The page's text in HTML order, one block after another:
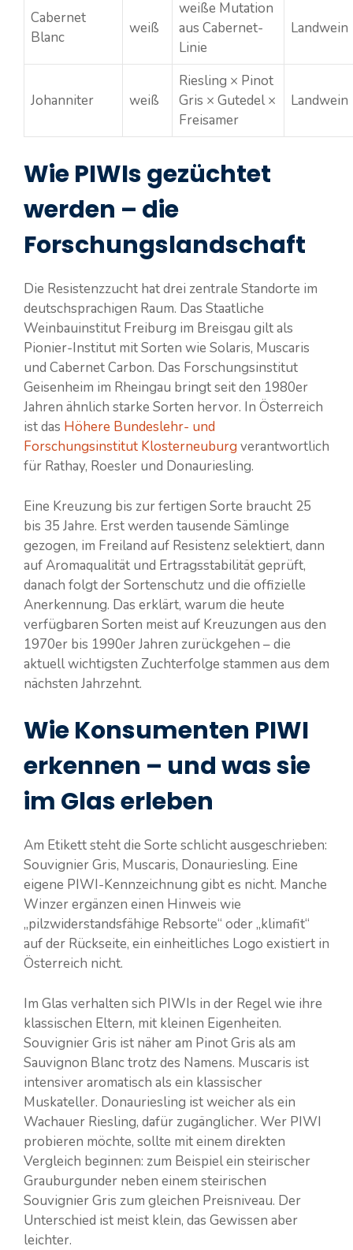
Cabernet
Blanc
weiß
weiße Mutation
aus Cabernet-
Linie
Landwein
Johanniter weiß
Riesling × Pinot
Gris × Gutedel ×
Freisamer
Landwein
Wie PIWIs gezüchtet
werden – die
Forschungslandschaft
Die Resistenzzucht hat drei zentrale Standorte im
deutschsprachigen Raum. Das Staatliche
Weinbauinstitut Freiburg im Breisgau gilt als
Pionier-Institut mit Sorten wie Solaris, Muscaris
und Cabernet Carbon. Das Forschungsinstitut
Geisenheim im Rheingau bringt seit den 1980er
Jahren ähnlich starke Sorten hervor. In Österreich
ist das Höhere Bundeslehr- und
Forschungsinstitut Klosterneuburg verantwortlich
für Rathay, Roesler und Donauriesling.
Eine Kreuzung bis zur fertigen Sorte braucht 25
bis 35 Jahre. Erst werden tausende Sämlinge
gezogen, im Freiland auf Resistenz selektiert, dann
auf Aromaqualität und Ertragsstabilität geprüft,
danach folgt der Sortenschutz und die offizielle
Anerkennung. Das erklärt, warum die heute
verfügbaren Sorten meist auf Kreuzungen aus den
1970er bis 1990er Jahren zurückgehen – die
aktuell wichtigsten Zuchterfolge stammen aus dem
nächsten Jahrzehnt.
Wie Konsumenten PIWI
erkennen – und was sie
im Glas erleben
Am Etikett steht die Sorte schlicht ausgeschrieben:
Souvignier Gris, Muscaris, Donauriesling. Eine
eigene PIWI-Kennzeichnung gibt es nicht. Manche
Winzer ergänzen einen Hinweis wie
„pilzwiderstandsfähige Rebsorte“ oder „klimafit“
auf der Rückseite, ein einheitliches Logo existiert in
Österreich nicht.
Im Glas verhalten sich PIWIs in der Regel wie ihre
klassischen Eltern, mit kleinen Eigenheiten.
Souvignier Gris ist näher am Pinot Gris als am
Sauvignon Blanc trotz des Namens. Muscaris ist
intensiver aromatisch als ein klassischer
Muskateller. Donauriesling ist weicher als ein
Wachauer Riesling, dafür zugänglicher. Wer PIWI
probieren möchte, sollte mit einem direkten
Vergleich beginnen: zum Beispiel ein steirischer
Grauburgunder neben einem steirischen
Souvignier Gris zum gleichen Preisniveau. Der
Unterschied ist meist klein, das Gewissen aber
leichter.